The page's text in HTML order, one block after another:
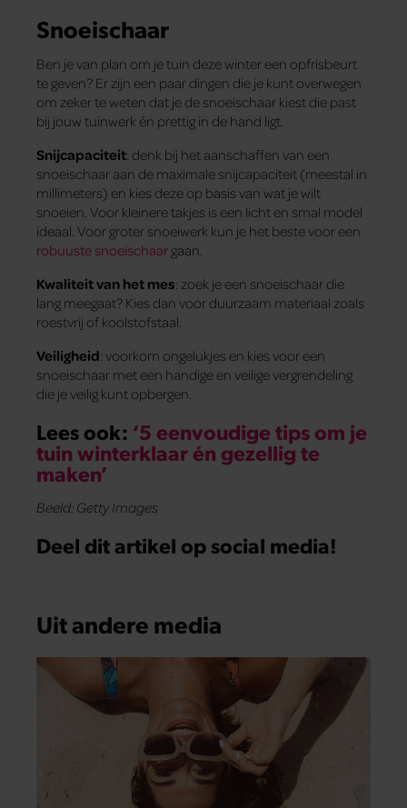
Snoeischaar
Ben je van plan om je tuin deze winter een opfrisbeurt
te geven? Er zijn een paar dingen die je kunt overwegen
om zeker te weten dat je de snoeischaar kiest die past
bij jouw tuinwerk én prettig in de hand ligt.
Snijcapaciteit: denk bij het aanschaffen van een
snoeischaar aan de maximale snijcapaciteit (meestal in
millimeters) en kies deze op basis van wat je wilt
snoeien. Voor kleinere takjes is een licht en smal model
ideaal. Voor groter snoeiwerk kun je het beste voor een
robuuste snoeischaar gaan.
Kwaliteit van het mes: zoek je een snoeischaar die
lang meegaat? Kies dan voor duurzaam materiaal zoals
roestvrij of koolstofstaal.
Veiligheid: voorkom ongelukjes en kies voor een
snoeischaar met een handige en veilige vergrendeling
die je veilig kunt opbergen.
Lees ook: ‘5 eenvoudige tips om je
tuin winterklaar én gezellig te
maken’
Beeld: Getty Images
Deel dit artikel op social media!
Uit andere media